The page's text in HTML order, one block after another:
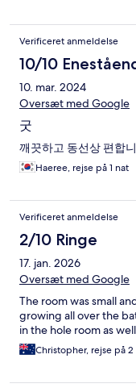
Verificeret anmeldelse
10/10
10. mar. 2024
Oversæt med Google
굿
깨끗하고 동선상 편합
Haeree, rejse på 1 nat
Verificeret anmeldelse
2/10 Ringe
17. jan. 2026
Oversæt med Google
The room was small
growing all over the
in the hole room as
Christopher, rejse på